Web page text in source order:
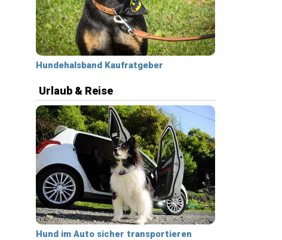
Hundehalsband Kaufratgeber
Urlaub & Reise
Hund im Auto sicher transportieren